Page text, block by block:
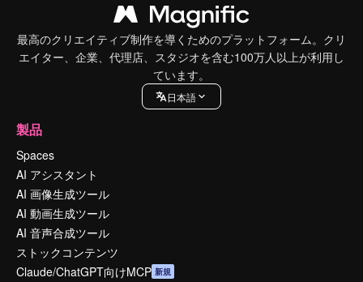
最高のクリエイティブ制作を導くためのプラットフォーム。クリ
エイター、企業、代理店、スタジオを含む100万人以上が利用し
ています。
日本語
製品
Spaces
AI アシスタント
AI 画像生成ツール
AI 動画生成ツール
AI 音声合成ツール
ストックコンテンツ
Claude/ChatGPT向けMCP 新規